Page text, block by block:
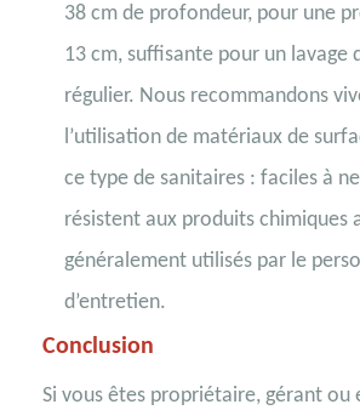
38 cm de profondeur, pour une
13 cm, suffisante pour un lavage
régulier. Nous recommandons
l’utilisation de matériaux de
ce type de sanitaires : faciles à
résistent aux produits chimiques
généralement utilisés par le
d’entretien.
Conclusion
Si vous êtes propriétaire, gérant ou